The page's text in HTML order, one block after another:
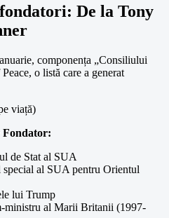
De la Tony
componența „Consiliului
o listă care a generat
viață)
de Stat al SUA
al SUA pentru Orientul
lui Trump
ministru al Marii Britanii (1997-